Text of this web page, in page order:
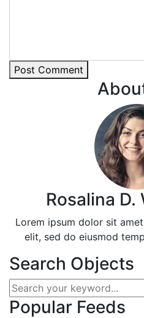
Post Comment
Rosalina D.
Lorem ipsum dolor sit
elit, sed do eiusmod
Search Objects
Popular Feeds